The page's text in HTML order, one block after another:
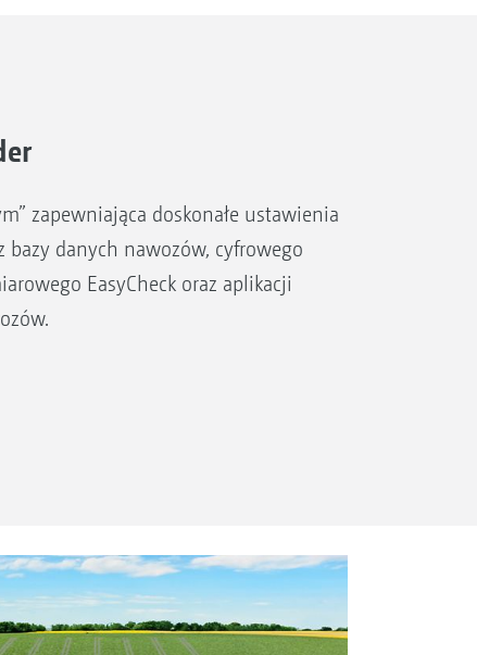
zapewniająca doskonałe ustawienia
bazy danych nawozów, cyfrowego
EasyCheck oraz aplikacji